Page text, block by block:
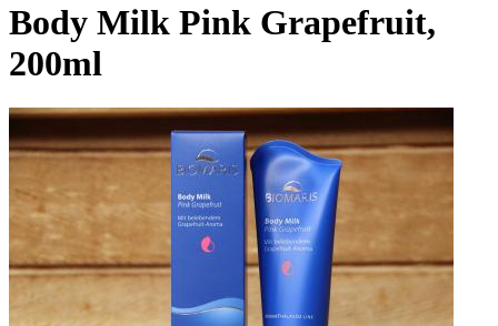
Body Milk Pink Grapefruit,
200ml